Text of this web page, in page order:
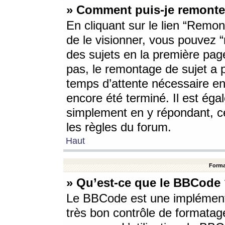
» Comment puis-je
En cliquant sur le lien
de le visionner, vous pouvez
des sujets en la première
pas, le remontage de sujet a
temps d’attente nécessaire
encore été terminé. Il est
simplement en y répondant,
les règles du forum.
Haut
» Qu’est-ce que le BBCode
Le BBCode est une
très bon contrôle de